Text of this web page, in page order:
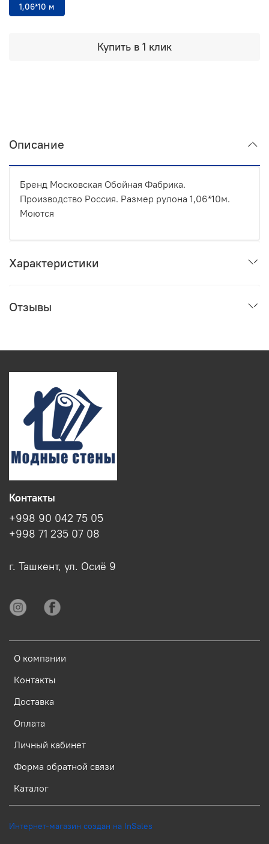
Купить в 1 клик
1,06*10 м
Описание
Бренд Московская Обойная Фабрика.
Производство Россия. Размер рулона 1,06*10м.
Моются
Характеристики
Отзывы
О компании
Контакты
Доставка
Оплата
Личный кабинет
Форма обратной связи
Каталог
Контакты
+998 90 042 75 05
+998 71 235 07 08
г. Ташкент, ул. Осиё 9
Интернет-магазин создан на InSales